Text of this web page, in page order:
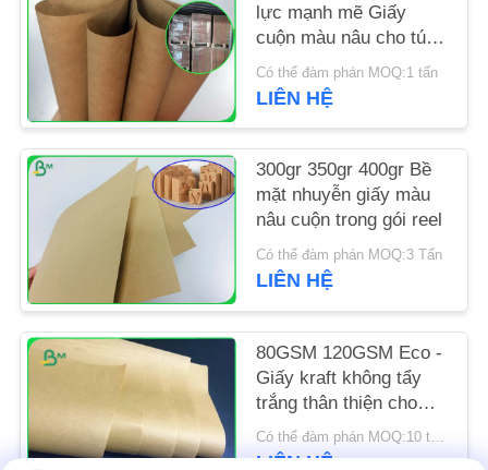
TIN
TỨC
CÁC
TRƯỜNG
HỢP
SƠ
ĐỒ
TRANG
PRIVACY
lực mạnh mẽ Giấy
cuộn màu nâu cho túi
Satchel
Có thể đàm phán MOQ:1 tấn
LIÊN HỆ
300gr 350gr 400gr Bề
mặt nhuyễn giấy màu
nâu cuộn trong gói reel
Có thể đàm phán MOQ:3 Tấn
LIÊN HỆ
80GSM 120GSM Eco -
Giấy kraft không tẩy
trắng thân thiện cho
các gói thực phẩm
Có thể đàm phán MOQ:10 tấn cho kích thước đặc biệt & 1 tấn cho kích thước tiêu chuẩn
LIÊN HỆ